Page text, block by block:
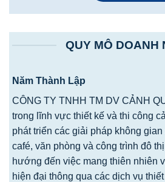
QUY MÔ DOANH
Năm Thành Lập
CÔNG TY TNHH TM DV CẢNH
trong lĩnh vực thiết kế và thi công
phát triển các giải pháp không
café, văn phòng và công trình đô
hướng đến việc mang thiên nhiên
hiện đại thông qua các dịch vụ